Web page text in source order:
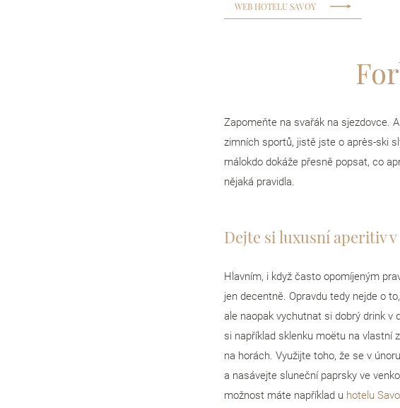
WEB HOTELU SAVOY
Zapomeňte na svařák na sjezdovce.
zimních sportů, jistě jste o après-ski
málokdo dokáže přesně popsat, co
nějaká pravidla.
Dejte si luxusní aperitiv
Hlavním, i když často opomíjeným
jen decentně. Opravdu tedy nejde o
ale naopak vychutnat si dobrý drink v
si například sklenku moëtu na vlastní
na horách. Využijte toho, že se v
a nasávejte sluneční paprsky ve
možnost máte například u hotelu